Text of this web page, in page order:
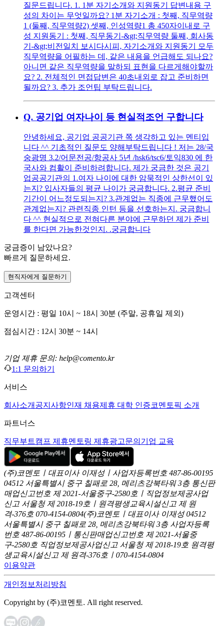
질문드립니다. 1. 1분 자기소개와 지원동기 답변내용 구
성의 차이는 무엇일까요? 1분 자기소개 : 첫째, 직무역량
1 (둘째, 직무역량2) 셋째, 인성역량1 총 450자이내로 구
성 지원동기 : 첫째, 직무동기-&gt;직무역량 둘째, 회사동
기-&gt;비전일치 보시다시피, 자기소개와 지원동기 모두
직무역량을 어필하는 데, 같은 내용을 언급해도 되나요?
아니면 같은 직무역량을 말하되 표현을 다르게해야할까
요? 2. 전체적인 면접답변은 40초내외로 잡고 준비하면
될까요? 3. 추가 조언팁 부탁드립니다.
Q. 공기업 여자나이 등 현실적조언 구합니다
안녕하세요, 공기업 공공기관 쪽 생각하고 있는 멘티입
니다 ^^ 기초적인 질문도 양해부탁드립니다 ! 저는 28/국
숭광명 3.2/어문전공/항공사 5년 /hsk6/tsc6/토익830 에 한
국사와 컴활이 준비하려합니다. 제가 궁금한 것은 공기
업공공기관의 1.여자 나이에 대한 암묵적인 상한선이 있
는지? 입사자들의 평균 나이가 궁금합니다. 2.평균 준비
기간이 어느정도되는지? 3.관계없는 직종에 근무했어도
관계없는지? 관련직종 인턴 등을 선호하는지. 궁금합니
다 ^^ 현실적으로 전혀다른 분야에 근무하던 제가 준비
를 한다면 가능한것인지. .궁금합니다
궁금증이 남았나요?
빠르게 질문하세요.
현직자에게 질문하기
고객센터
운영시간 : 평일 10시 ~ 18시 30분 (주말, 공휴일 제외)
점심시간 : 12시 30분 ~ 14시
기업 제휴 문의: help@comento.kr
1:1 문의하기
서비스
회사소개 공지사항인재 채용제휴 대학 인증코멘토픽 소개
파트너스
직무부트캠프 제휴멘토링 제휴광고문의 기업 교육
(주)코멘토ㅣ대표이사 이재성ㅣ사업자등록번호 487-86-00195
04512 서울특별시 중구 칠패로 28, 메리츠강북타워 3층 통신판
매업신고번호 제 2021-서울중구-2580호ㅣ직업정보제공사업
신고 서울청 제 2018-19호ㅣ원격평생교육시설신고 제 원
격-376호 070-4154-0804(주)코멘토ㅣ대표이사 이재성 04512
서울특별시 중구 칠패로 28, 메리츠강북타워 3층 사업자등록
번호 487-86-00195ㅣ통신판매업신고번호 제 2021-서울중
구-2580호 직업정보제공사업신고 서울청 제 2018-19호 원격평
생교육시설신고 제 원격-376호ㅣ070-4154-0804
이용약관
개인정보처리방침
Copyright by (주)코멘토. All right reserved.